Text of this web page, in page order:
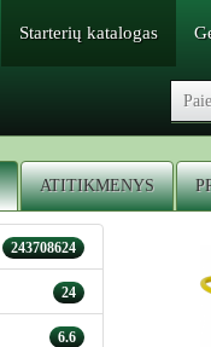
Starterių katalogas
ATITIKMENYS
243708624
24
6.6